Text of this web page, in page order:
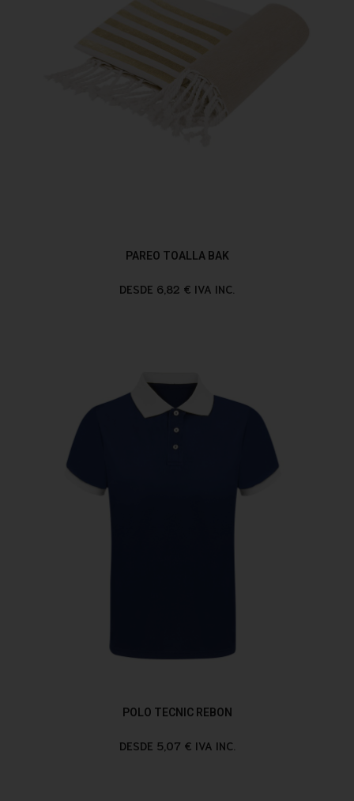
PAREO TOALLA BAK
DESDE 6,82 € IVA INC.
POLO TECNIC REBON
DESDE 5,07 € IVA INC.